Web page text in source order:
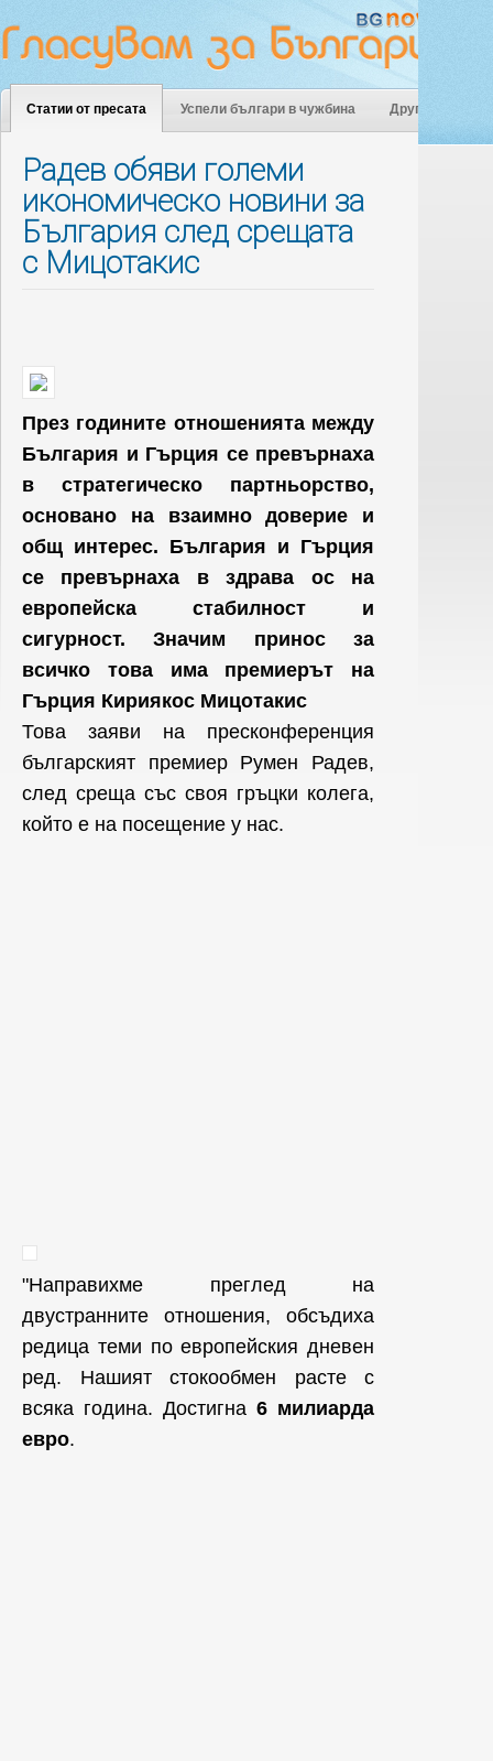
Статии от пресата Успели българи в чужбина Други
Радев обяви големи
икономическо новини за
България след срещата
с Мицотакис
През годините отношенията между
България и Гърция се превърнаха
в стратегическо партньорство,
основано на взаимно доверие и
общ интерес. България и Гърция
се превърнаха в здрава ос на
европейска стабилност и
сигурност. Значим принос за
всичко това има премиерът на
Гърция Кириякос Мицотакис
Това заяви на пресконференция
българският премиер Румен Радев,
след среща със своя гръцки колега,
който е на посещение у нас.
"Направихме преглед на
двустранните отношения, обсъдиха
редица теми по европейския дневен
ред. Нашият стокообмен расте с
всяка година. Достигна 6 милиарда
евро.